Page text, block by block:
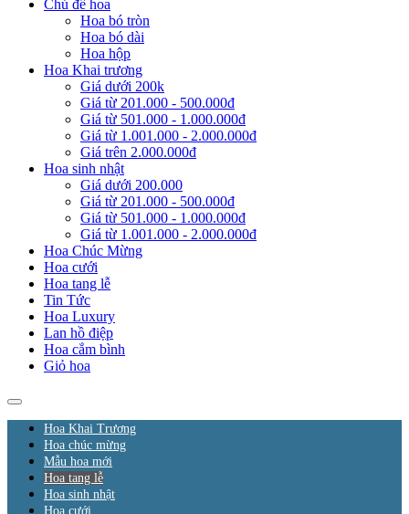
Chủ đề hoa
Hoa bó tròn
Hoa bó dài
Hoa hộp
Hoa Khai trương
Giá dưới 200k
Giá từ 201.000 - 500.000đ
Giá từ 501.000 - 1.000.000đ
Giá từ 1.001.000 - 2.000.000đ
Giá trên 2.000.000đ
Hoa sinh nhật
Giá dưới 200.000
Giá từ 201.000 - 500.000đ
Giá từ 501.000 - 1.000.000đ
Giá từ 1.001.000 - 2.000.000đ
Hoa Chúc Mừng
Hoa cưới
Hoa tang lễ
Tin Tức
Hoa Luxury
Lan hồ điệp
Hoa cắm bình
Giỏ hoa
Hoa Khai Trương
Hoa chúc mừng
Mẫu hoa mới
Hoa tang lễ
Hoa sinh nhật
Hoa cưới